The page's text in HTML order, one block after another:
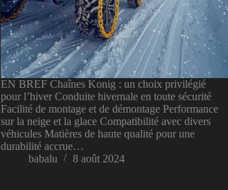
EN BREF Chaînes Konig : un choix privilégié
pour l’hiver Conduite hivernale en toute sécurité
Facilité de montage et de démontage Performance
sur la neige et la glace Compatibilité avec divers
véhicules Matières de haute qualité pour une
durabilité accrue…
babalu
8 août 2024